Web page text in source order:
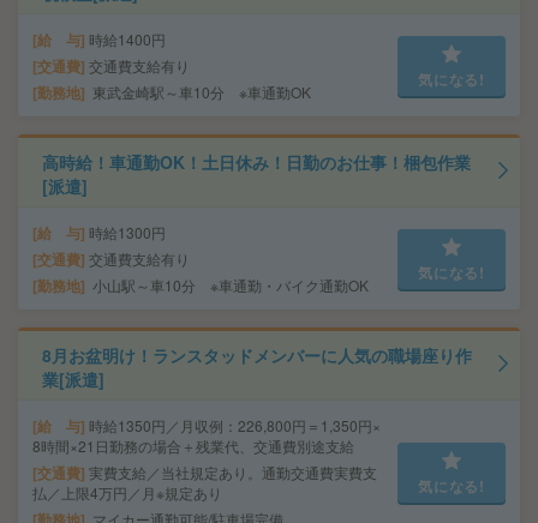
給 与 時給1400円
交通費 交通費支給有り
勤務地 東武金崎駅～車10分 ※車通勤OK
気になる!
高時給！車通勤OK！土日休み！日勤のお仕事！梱包作業
[派遣]
給 与 時給1300円
交通費 交通費支給有り
勤務地 小山駅～車10分 ※車通勤・バイク通勤OK
気になる!
8月お盆明け！ランスタッドメンバーに人気の職場座り作
業[派遣]
給 与 時給1350円／月収例：226,800円＝1,350円×
8時間×21日勤務の場合＋残業代、交通費別途支給
交通費 実費支給／当社規定あり。通勤交通費実費支
払／上限4万円／月※規定あり
マイカー通勤可能/駐車場完備
気になる!